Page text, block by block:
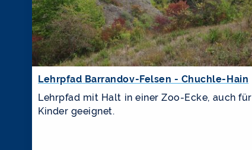
Lehrpfad Barrandov-Felsen - Chuchle-Hain
Lehrpfad mit Halt in einer Zoo-Ecke, auch für
Kinder geeignet.